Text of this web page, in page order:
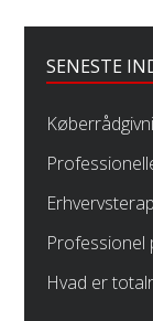
SENESTE
Professionel
Hvad er